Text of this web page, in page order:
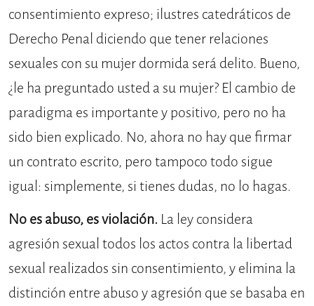
consentimiento expreso; ilustres catedráticos de
Derecho Penal diciendo que tener relaciones
sexuales con su mujer dormida será delito. Bueno,
¿le ha preguntado usted a su mujer? El cambio de
paradigma es importante y positivo, pero no ha
sido bien explicado. No, ahora no hay que firmar
un contrato escrito, pero tampoco todo sigue
igual: simplemente, si tienes dudas, no lo hagas.
No es abuso, es violación. La ley considera
agresión sexual todos los actos contra la libertad
sexual realizados sin consentimiento, y elimina la
distinción entre abuso y agresión que se basaba en